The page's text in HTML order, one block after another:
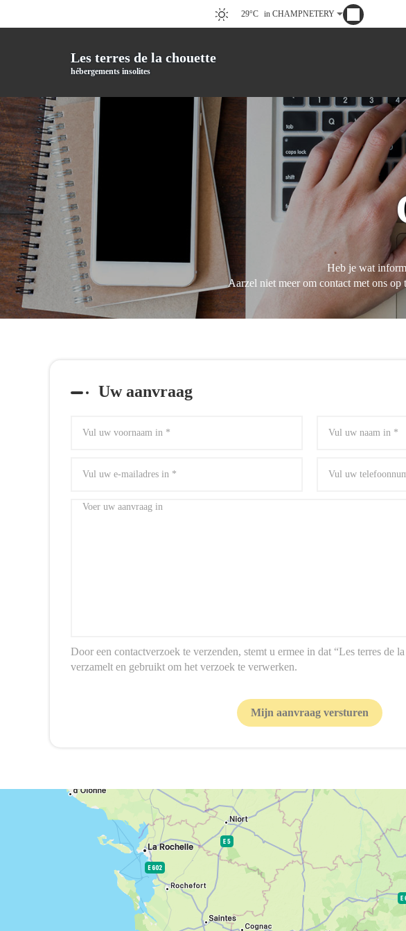
29°C in CHAMPNETERY
Les terres de la chouette
hébergements insolites
Heb je wat
Aarzel niet meer om contact met ons
Uw aanvraag
Door een contactverzoek te verzenden, stemt u ermee in dat “Les terres de
verzamelt en gebruikt om het verzoek te verwerken.